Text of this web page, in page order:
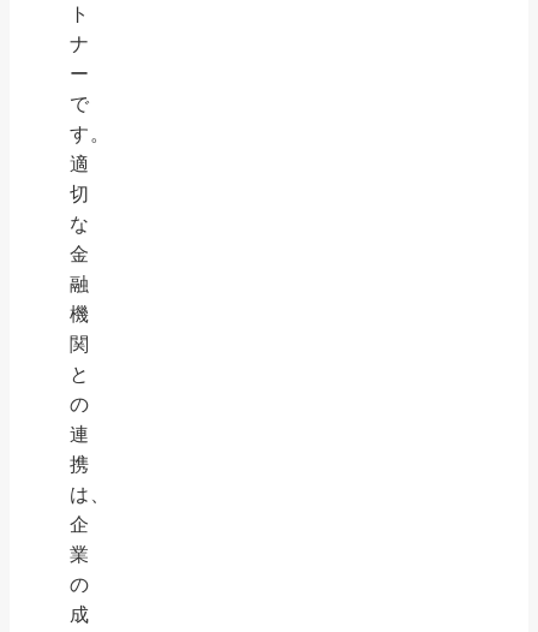
ト
ナ
ー
で
す。
適
切
な
金
融
機
関
と
の
連
携
は、
企
業
の
成